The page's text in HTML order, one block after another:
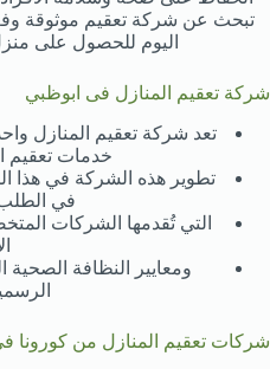
تبحث عن شركة تعقيم موثوقة
اليوم للحصول على
شركة تعقيم المنازل فى ابوظبي
تعد شركة تعقيم المنازل
خدمات تعقيم
تطوير هذه الشركة في هذا
في
التي تُقدمها الشركات
ومعايير النظافة
شركات تعقيم المنازل من كورونا